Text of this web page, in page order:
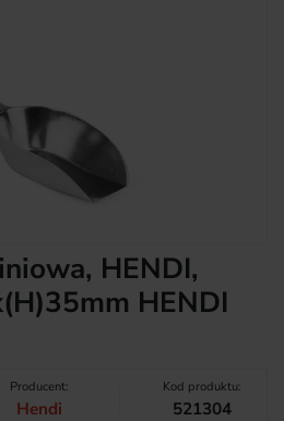
HENDI,
HENDI
Producent:
Hendi
Kod produktu:
521304